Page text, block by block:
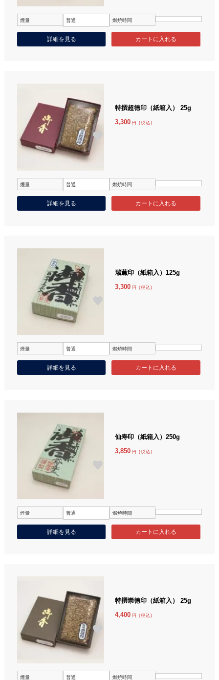
煙量 普通 燃焼時間
詳細を見る
特撰超徳印（紙箱入） 25g
3,300 円 (税込)
煙量 普通 燃焼時間
詳細を見る
瑞薫印（紙箱入）125g
3,300 円 (税込)
煙量 普通 燃焼時間
詳細を見る
仙寿印（紙箱入）250g
3,850 円 (税込)
煙量 普通 燃焼時間
詳細を見る
特撰崇徳印（紙箱入） 25g
4,400 円 (税込)
煙量 普通 燃焼時間